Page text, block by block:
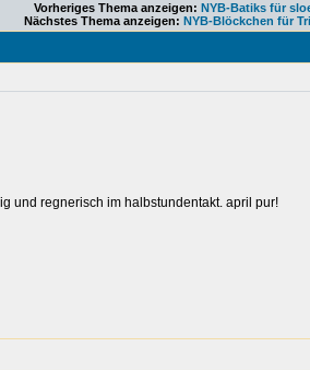
Vorheriges Thema anzeigen: NYB-Batiks für
Nächstes Thema anzeigen: NYB-Blöckchen für
und regnerisch im halbstundentakt. april pur!